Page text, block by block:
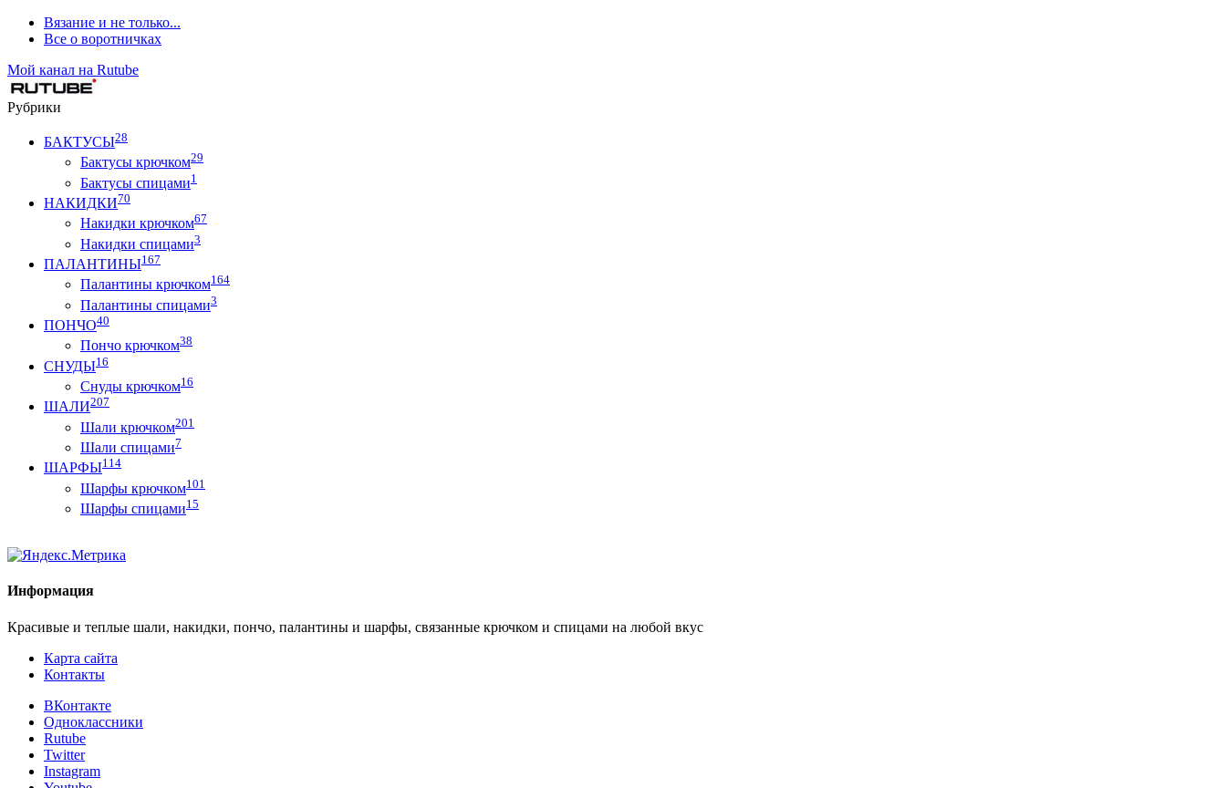
Вязание и не только...
Все о воротничках
Мой канал на Rutube
Рубрики
БАКТУСЫ28
Бактусы крючком29
Бактусы спицами1
НАКИДКИ70
Накидки крючком67
Накидки спицами3
ПАЛАНТИНЫ167
Палантины крючком164
Палантины спицами3
ПОНЧО40
Пончо крючком38
СНУДЫ16
Снуды крючком16
ШАЛИ207
Шали крючком201
Шали спицами7
ШАРФЫ114
Шарфы крючком101
Шарфы спицами15
Информация
Красивые и теплые шали, накидки, пончо, палантины и шарфы, связанные крючком и спицами на любой вкус
Карта сайта
Контакты
ВКонтакте
Одноклассники
Rutube
Twitter
Instagram